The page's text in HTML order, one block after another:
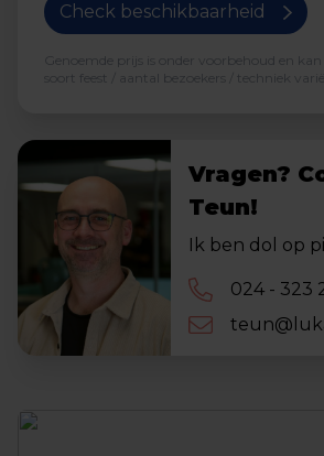
Check beschikbaarheid
Genoemde prijs is onder voorbehoud en
soort feest / aantal bezoekers / techniek
Vragen?
Teun!
Ik ben dol op
024 - 323